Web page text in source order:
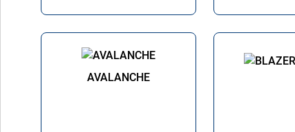
AVALANCHE